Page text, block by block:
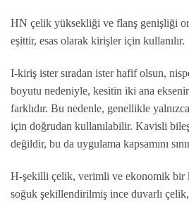
HN çelik yüksekliği ve flanş genişliği
eşittir, esas olarak kirişler için kullanılır.
I-kiriş ister sıradan ister hafif olsun,
boyutu nedeniyle, kesitin iki ana
farklıdır. Bu nedenle, genellikle
için doğrudan kullanılabilir. Kavisli
değildir, bu da uygulama kapsamını
H-şekilli çelik, verimli ve ekonomik bir
soğuk şekillendirilmiş ince duvarlı